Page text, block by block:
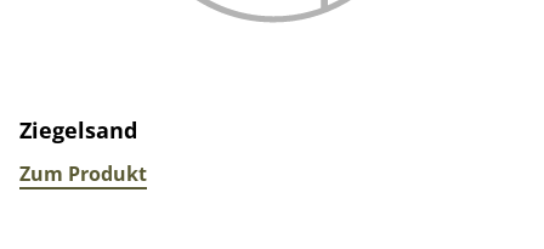
Ziegelsand
Zum Produkt